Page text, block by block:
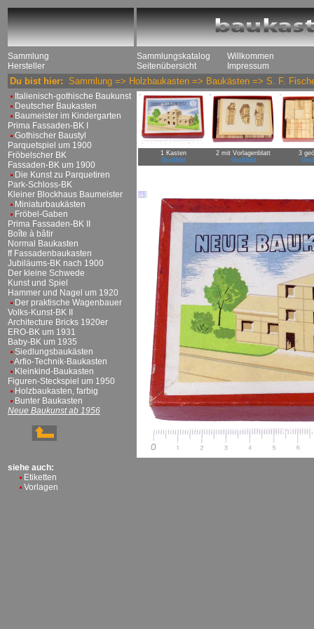
Sammlung
Hersteller
Sammlungskatalog
Seitenübersicht
Willkommen
Impressum
Du bist hier: Sammlung => Holzbaukasten => Baukästen => S. F.
Italienisch-gothische Baukunst
Deutscher Baukasten
Baumeister im Kindergarten
Prima Fassaden-BK I
Gothischer Baustyl
Parquetspiel um 1900
Fröbelscher BK
Fassaden-BK um 1900
Die Kunst zu Parquetiren
Park-Schloss-BK
Kleiner Blockhaus Baumeister
Miniaturbaukästen
Fröbel-Gaben
Prima Fassaden-BK II
Boîte à bâtir
Normal Baukasten
ff Fassadenbaukasten
Jubiläums-BK nach 1900
Der kleine Schwede
Kunst und Spiel
Hammer und Nagel um 1920
Der praktische Wagenbauer
Volks-Kunst-BK II
Architecture Bricks 1920er
ERO-BK um 1931
Baby-BK um 1935
Siedlungsbaukästen
Arfio-Technik-Baukasten
Kleinkind-Baukasten
Figuren-Steckspiel um 1950
Holzbaukasten, farbig
Bunter Baukasten
Neue Baukunst ab 1956
siehe auch:
Etiketten
Vorlagen
1 Kasten
Großbild
2 mit Vorlagenblatt
Großbild
3